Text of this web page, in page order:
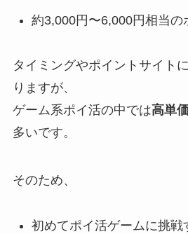
約3,000円〜6,000円相当の
タイミングやポイントサイト
りますが、
ゲーム系ポイ活の中では高単
多いです。
そのため、
初めてポイ活ゲームに挑戦